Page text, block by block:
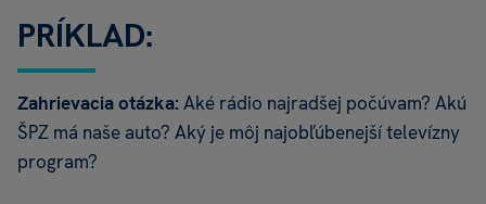
PRÍKLAD:
Zahrievacia otázka: Aké rádio najradšej počúvam? Akú
ŠPZ má naše auto? Aký je môj najobľúbenejší televízny
program?